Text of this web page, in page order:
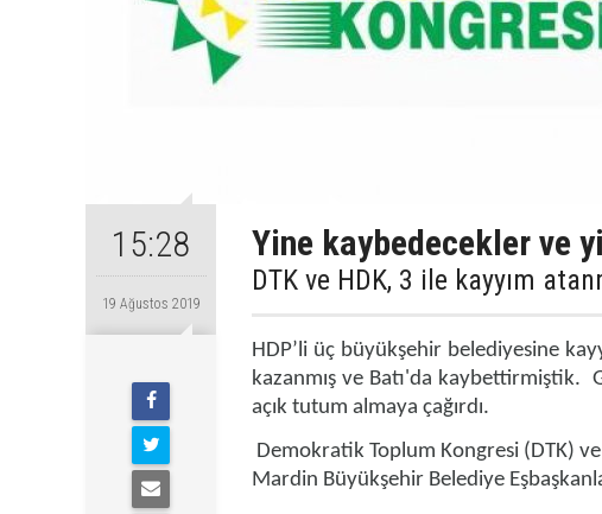
15:28
19 Ağustos 2019
Yine kaybedecekler ve
DTK ve HDK, 3 ile kayyım
HDP’li üç büyükşehir belediyesine
kazanmış ve Batı'da kaybettirmiştik.
açık tutum almaya çağırdı.
Demokratik Toplum Kongresi (DTK)
Mardin Büyükşehir Belediye